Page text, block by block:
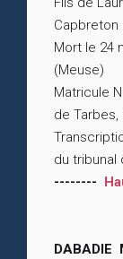
Capbreton
Mort le 24
(Meuse)
Matricule
de
du tribunal
--------
DABADIE